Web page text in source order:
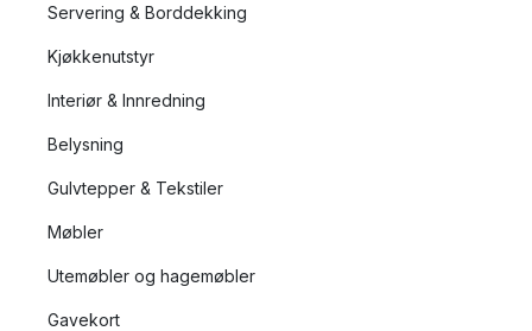
Servering & Borddekking
Kjøkkenutstyr
Interiør & Innredning
Belysning
Gulvtepper & Tekstiler
Møbler
Utemøbler og hagemøbler
Gavekort